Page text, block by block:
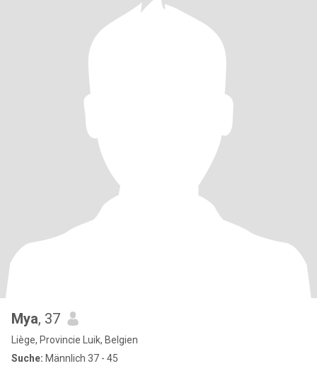
Mya, 37
Liège, Provincie Luik, Belgien
Suche: Männlich 37 - 45